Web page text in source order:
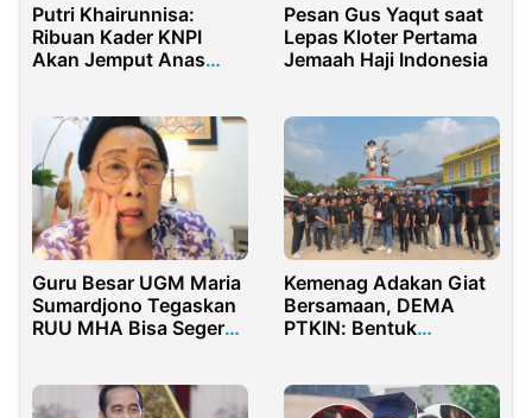
Putri Khairunnisa:
Ribuan Kader KNPI
Akan Jemput Anas
Pesan Gus Yaqut saat
Lepas Kloter Pertama
Jemaah Haji Indonesia
Guru Besar UGM Maria
Sumardjono Tegaskan
RUU MHA Bisa Segera
Kemenag Adakan Giat
Bersamaan, DEMA
PTKIN: Bentuk